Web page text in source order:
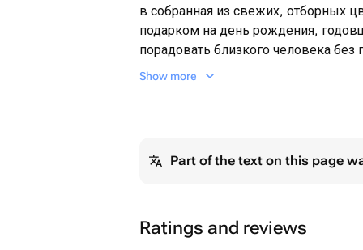
в собранная из свежих, отборных
подарком на день рождения,
порадовать близкого человека без
как сладости, мягкие игрушки,
Стильная упаковка, лента в тон и
Show more
Part of the text on this page
Ratings and reviews